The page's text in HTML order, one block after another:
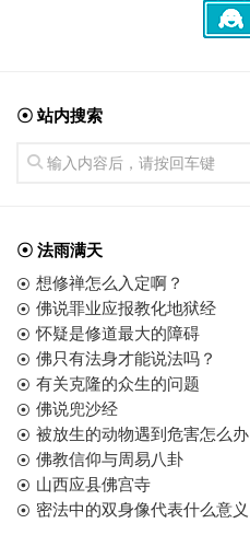
☉ 站内搜索
☉ 法雨满天
想修禅怎么入定啊？
佛说罪业应报教化地狱经
怀疑是修道最大的障碍
佛只有法身才能说法吗？
有关克隆的众生的问题
佛说兜沙经
被放生的动物遇到危害怎么办
佛教信仰与周易八卦
山西应县佛宫寺
密法中的双身像代表什么意义